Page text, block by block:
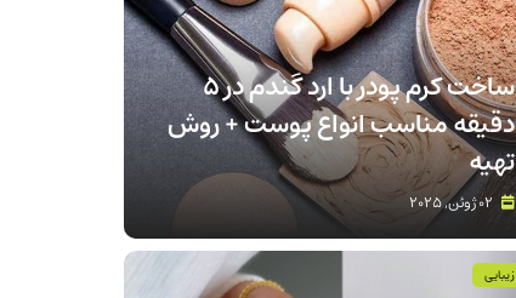
ساخت کرم پودر با ارد گندم در ۵
دقیقه مناسب انواع پوست‌ + روش
تهیه
زیبایی